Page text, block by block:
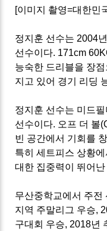
[이미지 촬영=대한민
정지훈 선수는 2004
선수이다. 171cm
능숙한 드리블을 장
지고 있어 경기 리딩
정지훈 선수는 미드필
선수이다. 오프 더 볼
빈 공간에서 기회를
특히 세트피스 상황
대한 집중력이 뛰어
무산중학교에서 주전
지역 주말리그 우승,
구대회 우승, 2018년